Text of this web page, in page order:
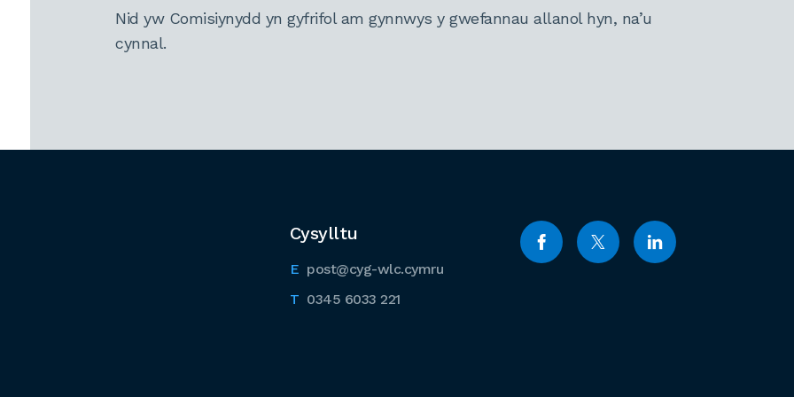
Nid yw Comisiynydd yn gyfrifol am gynnwys y gwefannau allanol hyn, na’u
cynnal.
Cysylltu
post@cyg-wlc.cymru
0345 6033 221